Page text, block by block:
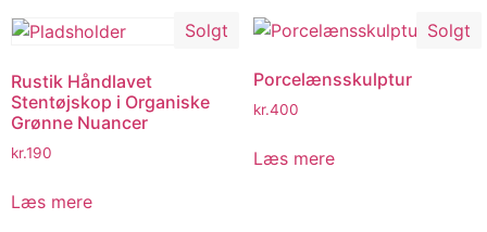
Solgt
Rustik Håndlavet
Stentøjskop i Organiske
Grønne Nuancer
kr.190
Læs mere
Solgt
Porcelænsskulptur
kr.400
Læs mere